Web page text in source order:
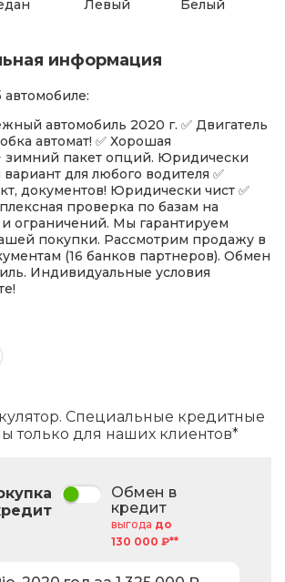
Левый Белый
информация
автомобиль 2020 г. ✅ Двигатель
автомат! ✅ Хорошая
зимний пакет опций. Юридически
для любого водителя ✅
документов! Юридически чист ✅
проверка по базам на
и ограничений. Мы гарантируем
покупки. Рассмотрим продажу в
(16 банков партнеров). Обмен
Индивидуальные условия
Специальные кредитные
только для наших клиентов*
Обмен в
кредит
выгода до
130 000 ₽**